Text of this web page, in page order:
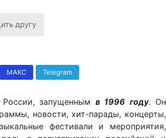
другу
МАКС Telegram
запущенным в 1996 году. Он
новости, хит-парады, концерты,
фестивали и мероприятия,